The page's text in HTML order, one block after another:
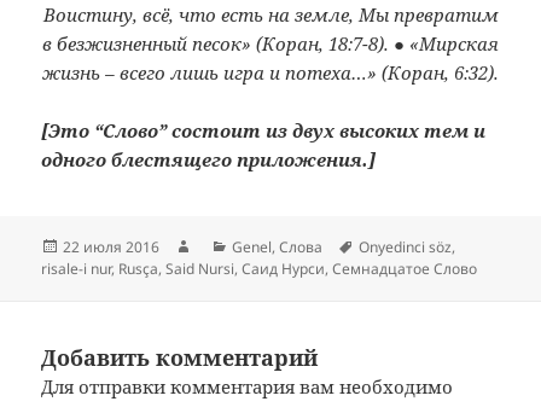
Воистину, всё, что есть на земле, Мы превратим
в безжизненный песок» (Коран, 18:7-8). ● «Мирская
жизнь – всего лишь игра и потеха…» (Коран, 6:32).
[Это “Слово” состоит из двух высоких тем и
одного блестящего приложения.]
Опубликовано
22 июля 2016 АвторРубрики
Genel,Слова Метки
Onyedinci söz,
risale-i nur, Rusça,Said Nursi,Саид Нурси,Семнадцатое Слово
Добавить комментарий
Для отправки комментария вам необходимо